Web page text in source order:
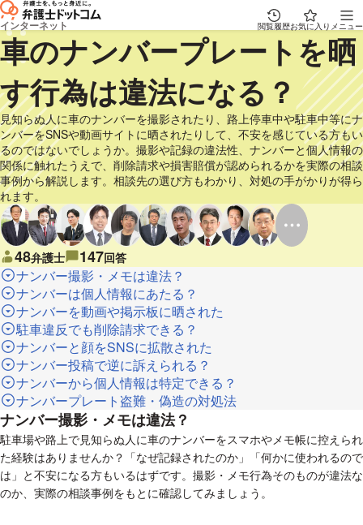
インターネット 閲覧履歴お気に入り メニュー
車のナンバープレートを晒
す行為は違法になる？
見知らぬ人に車のナンバーを撮影されたり、路上停車中や駐車中等にナ
ンバーをSNSや動画サイトに晒されたりして、不安を感じている方もい
るのではないでしょうか。撮影や記録の違法性、ナンバーと個人情報の
関係に触れたうえで、削除請求や損害賠償が認められるかを実際の相談
事例から解説します。相談先の選び方もわかり、対処の手がかりが得ら
れます。
48弁護士 147回答
ナンバー撮影・メモは違法？
ナンバーは個人情報にあたる？
ナンバーを動画や掲示板に晒された
駐車違反でも削除請求できる？
ナンバーと顔をSNSに拡散された
ナンバー投稿で逆に訴えられる？
ナンバーから個人情報は特定できる？
ナンバープレート盗難・偽造の対処法
ナンバー撮影・メモは違法？
駐車場や路上で見知らぬ人に車のナンバーをスマホやメモ帳に控えられ
た経験はありませんか？「なぜ記録されたのか」「何かに使われるので
は」と不安になる方もいるはずです。撮影・メモ行為そのものが違法な
のか、実際の相談事例をもとに確認してみましょう。